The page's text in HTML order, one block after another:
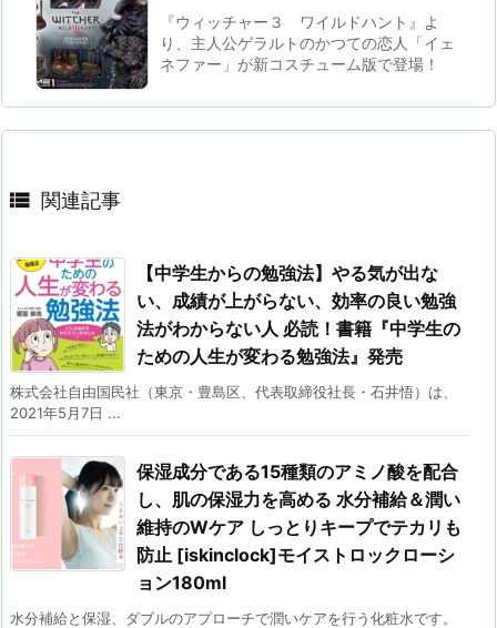
『ウィッチャー３ ワイルドハント』よ
り、主人公ゲラルトのかつての恋人「イェ
ネファー」が新コスチューム版で登場！
 関連記事
【中学生からの勉強法】やる気が出な
い、成績が上がらない、効率の良い勉強
法がわからない人 必読！書籍『中学生の
ための人生が変わる勉強法』発売
株式会社自由国民社（東京・豊島区、代表取締役社長・石井悟）は、
2021年5月7日 ...
保湿成分である15種類のアミノ酸を配合
し、肌の保湿力を高める 水分補給＆潤い
維持のWケア しっとりキープでテカリも
防止 [iskinclock]モイストロックローシ
ョン180ml
水分補給と保湿、ダブルのアプローチで潤いケアを行う化粧水です。